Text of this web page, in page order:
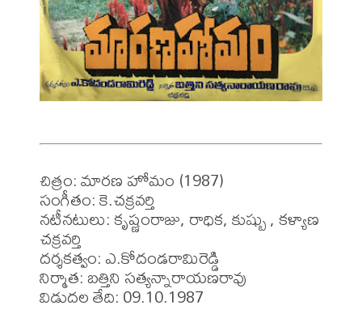
చిత్రం: మారణ హోమం (1987)
సంగీతం: కె.చక్రవర్తి
నటీనటులు: కృష్ణంరాజు, రాధిక, కుష్బు , కళ్యాణ
చక్రవర్తి
దర్శకత్వం: ఎ.కోదండరామిరెడ్డి
నిర్మాత: బత్తిని సత్యన్నారాయణరావు
విడుదల తేది: 09.10.1987